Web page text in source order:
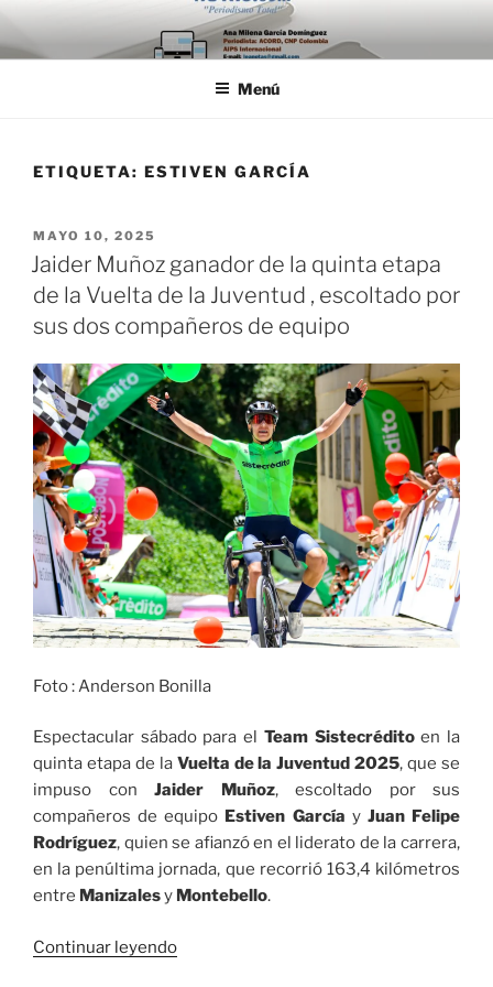
Saltar
al
contenido
Menú
ETIQUETA: ESTIVEN GARCÍA
PUBLICADO
EL
MAYO 10, 2025
Jaider Muñoz ganador de la quinta etapa
de la Vuelta de la Juventud , escoltado por
sus dos compañeros de equipo
Foto : Anderson Bonilla
Espectacular sábado para el Team Sistecréditoen la
quinta etapa de laVuelta de la Juventud 2025, que se
impuso con Jaider Muñoz, escoltado por sus
compañeros de equipo Estiven García y Juan Felipe
Rodríguez, quien se afianzó en el liderato de la carrera,
en la penúltima jornada, que recorrió 163,4 kilómetros
entre Manizalesy Montebello.
Continuar leyendo«Jaider